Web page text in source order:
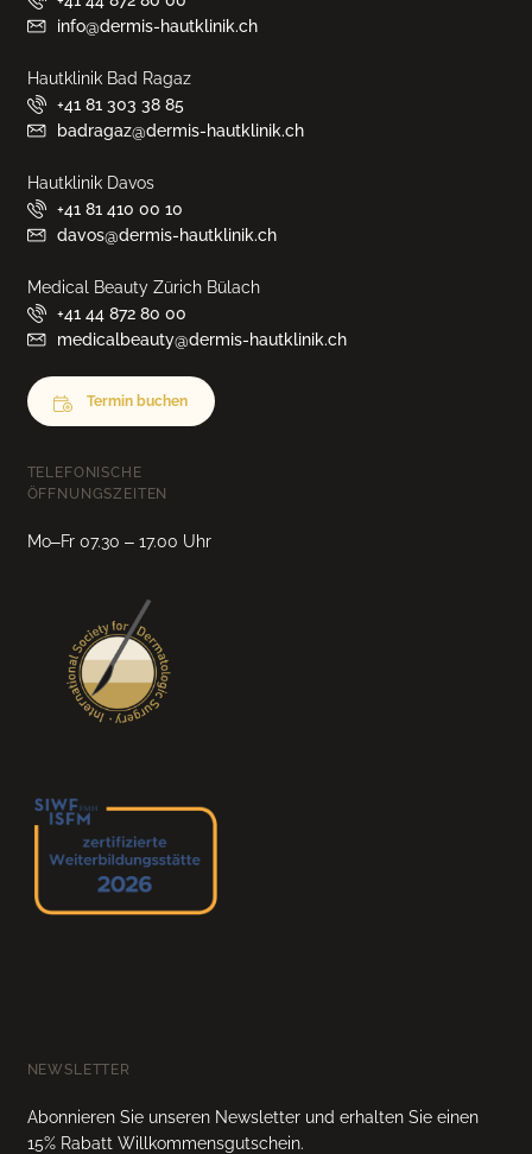
info@dermis-hautklinik.ch
Hautklinik Bad Ragaz
+41 81 303 38 85
badragaz@dermis-hautklinik.ch
Hautklinik Davos
+41 81 410 00 10
davos@dermis-hautklinik.ch
Medical Beauty Zürich Bülach
+41 44 872 80 00
medicalbeauty@dermis-hautklinik.ch
Termin buchen
TELEFONISCHE
ÖFFNUNGSZEITEN
Mo–Fr 07.30 – 17.00 Uhr
NEWSLETTER
Abonnieren Sie unseren Newsletter und erhalten Sie einen
15% Rabatt Willkommensgutschein.